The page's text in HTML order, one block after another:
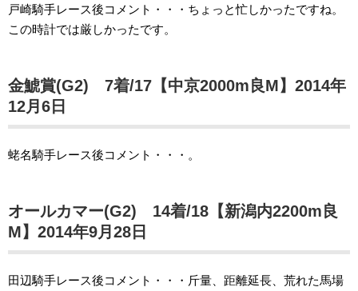
戸崎騎手レース後コメント・・・ちょっと忙しかったですね。
この時計では厳しかったです。
金鯱賞(G2) 7着/17【中京2000m良M】2014年
12月6日
蛯名騎手レース後コメント・・・。
オールカマー(G2) 14着/18【新潟内2200m良
M】2014年9月28日
田辺騎手レース後コメント・・・斤量、距離延長、荒れた馬場